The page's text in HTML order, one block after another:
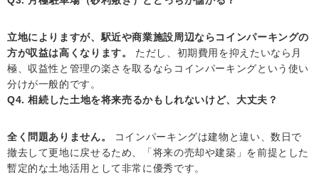
立地によりますが、駅近や商業施設周辺ならコインパーキングの
方が収益は高くなります。
ただし、初期費用を抑えたいなら月
極、収益性と管理の楽さを取るならコインパーキングという使い
分けが一般的です。
Q4. 相続した土地を将来売るかもしれないけど、大丈夫？
全く問題ありません。
コインパーキングは建物と違い、数日で
撤去して更地に戻せるため、「将来の売却や建築」を前提とした
暫定的な土地活用として非常に優秀です。